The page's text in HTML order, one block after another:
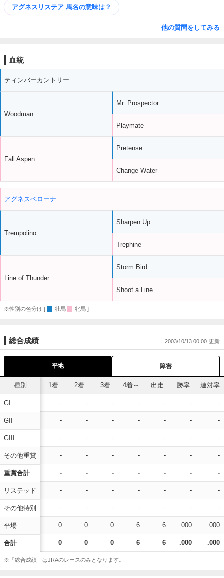
アグネスリステア 馬名の意味は？
他の質問をしてみる
血統
ティンバーカントリー
Woodman
Fall Aspen
Mr. Prospector
Playmate
Pretense
Change Water
アグネスベローナ
Trempolino
Line of Thunder
Sharpen Up
Trephine
Storm Bird
Shoot a Line
※性別の色分け [ :牡馬 :牝馬 ]
総合成績 2003/10/13 00:00
平地 障害
種別
GI
GII
GIII
その他重賞
重賞合計
リステッド
その他特別
平場
合計
1着 2着 3着 4着～ 出走 勝率 連対率
- - - - - - -
- - - - - - -
- - - - - - -
- - - - - - -
- - - - - - -
- - - - - - -
- - - - - - -
0 0 0 6 6 .000 .000
0 0 0 6 6 .000 .000
※「総合成績」はJRAのレースのみとなります。